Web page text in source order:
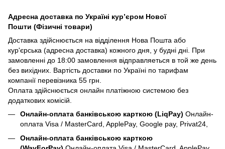
Адресна доставка по Україні курʼєром Нової
Пошти (Фізичні товари)
Доставка здійснюється на відділення Нова Пошта або
кур'єрська (адресна доставка) кожного дня, у будні дні. При
замовленні до 18:00 замовлення відправляеться в той же день
без вихідних. Вартість доставки по Україні по тарифам
компанії перевізника 55 грн.
Оплата здійснюється онлайн платіжною системою без
додаткових комісій.
Онлайн-оплата банківською карткою (LiqPay) Онлайн-
оплата Visa / MasterCard, ApplePay, Google pay, Privat24,
Онлайн-оплата банківською карткою